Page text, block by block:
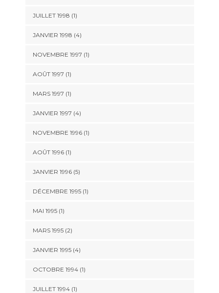
JUILLET 1998 (1)
JANVIER 1998 (4)
NOVEMBRE 1997 (1)
AOÛT 1997 (1)
MARS 1997 (1)
JANVIER 1997 (4)
NOVEMBRE 1996 (1)
AOÛT 1996 (1)
JANVIER 1996 (5)
DÉCEMBRE 1995 (1)
MAI 1995 (1)
MARS 1995 (2)
JANVIER 1995 (4)
OCTOBRE 1994 (1)
JUILLET 1994 (1)